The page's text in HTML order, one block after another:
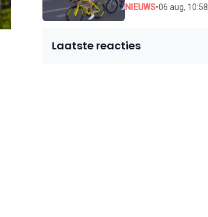
NIEUWS•06 aug, 10:58
Laatste reacties